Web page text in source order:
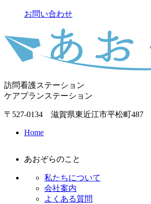
お問い合わせ
訪問看護ステーション
ケアプランステーション
〒527-0134 滋賀県東近江市平松町487
Home
あおぞらのこと
私たちについて
会社案内
よくある質問